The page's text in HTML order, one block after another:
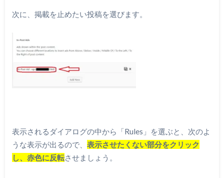
次に、掲載を止めたい投稿を選びます。
表示されるダイアログの中から「Rules」を選ぶと、次のよ
うな表示が出るので、 表示させたくない部分をクリック
し、赤色に反転させましょう。